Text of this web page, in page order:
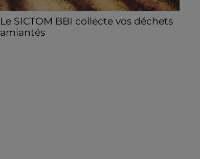
Le SICTOM BBI collecte vos déchets
amiantés